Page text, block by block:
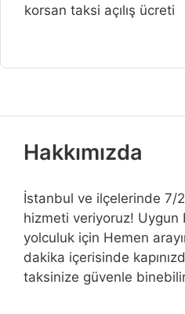
korsan taksi açılış ücreti
Hakkımızda
İstanbul ve ilçelerinde 7/
hizmeti veriyoruz! Uygun
yolculuk için Hemen
dakika içerisinde
taksinize güvenle